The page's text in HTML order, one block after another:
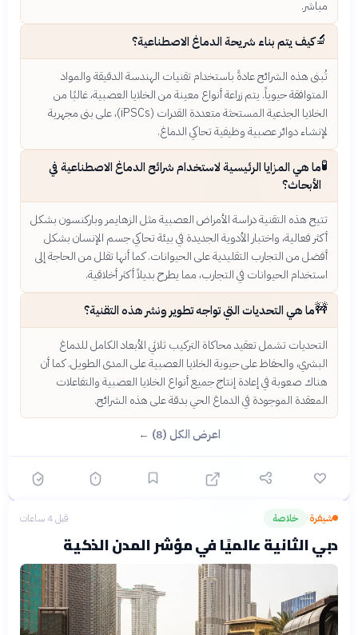
مباشر.
🔬كيف يتم بناء شريحة الدماغ الاصطناعية؟
تُبنى هذه الشرائح عادةً باستخدام تقنيات الهندسة الدقيقة والمواد
المتوافقة حيوياً. يتم زراعة أنواع معينة من الخلايا العصبية، غالبًا من
الخلايا الجذعية المستحثة متعددة القدرات (iPSCs)، على بنى مجهرية
لإنشاء دوائر عصبية وظيفية تحاكي الدماغ.
🧪ما هي المزايا الرئيسية لاستخدام شرائح الدماغ الاصطناعية في
الأبحاث؟
تتيح هذه التقنية دراسة الأمراض العصبية مثل الزهايمر وباركنسون بشكل
أكثر فعالية، واختبار الأدوية الجديدة في بيئة تحاكي جسم الإنسان بشكل
أفضل من التجارب التقليدية على الحيوانات. كما أنها تقلل من الحاجة إلى
استخدام الحيوانات في التجارب، مما يطرح بديلاً أكثر أخلاقية.
🚧ما هي التحديات التي تواجه تطوير ونشر هذه التقنية؟
التحديات تشمل تعقيد محاكاة التركيب ثلاثي الأبعاد الكامل للدماغ
البشري، والحفاظ على حيوية الخلايا العصبية على المدى الطويل. كما أن
هناك صعوبة في إعادة إنتاج جميع أنواع الخلايا العصبية والتفاعلات
المعقدة الموجودة في الدماغ الحي بدقة على هذه الشرائح.
اعرض الكل (8) ←
شيفرة› خلاصة قبل 4 ساعات
دبي الثانية عالميًا في مؤشر المدن الذكية